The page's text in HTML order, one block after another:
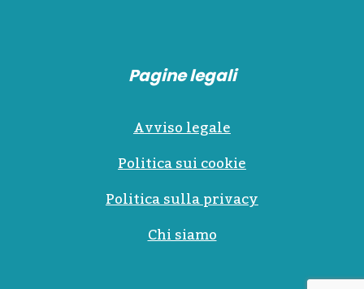
Pagine legali
Avviso legale
Politica sui cookie
Politica sulla privacy
Chi siamo